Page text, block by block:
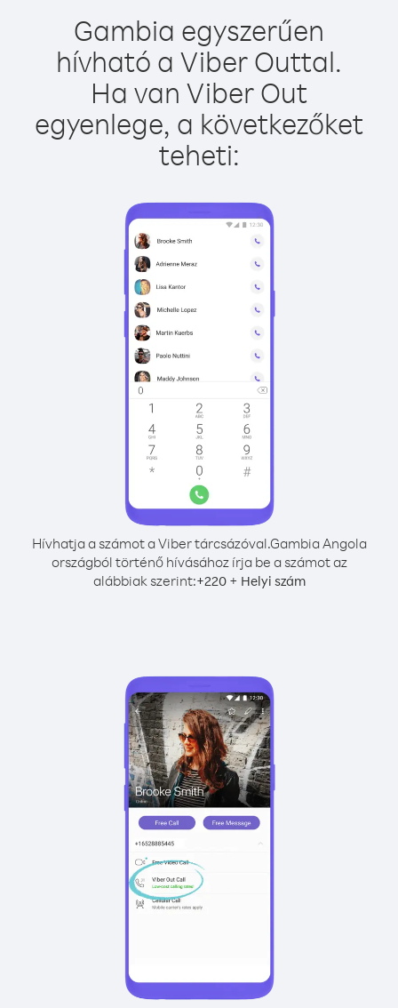
Gambia egyszerűen
hívható a Viber Outtal.
Ha van Viber Out
egyenlege, a következőket
teheti:
Hívhatja a számot a Viber tárcsázóval.Gambia Angola
országból történő hívásához írja be a számot az
alábbiak szerint:+220+ Helyi szám